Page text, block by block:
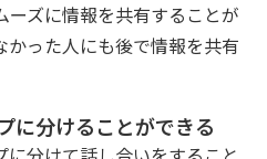
ズに情報を共有することが
かった人にも後で情報を共有
に分けることができる